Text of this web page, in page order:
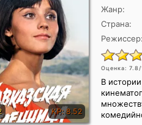
Жанр:
Страна:
Режиссер:
Оценка: 7.8/
В